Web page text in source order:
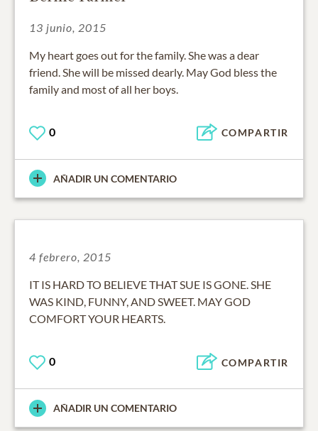
13 junio, 2015
My heart goes out for the family. She was a dear
friend. She will be missed dearly. May God bless the
family and most of all her boys.
0 COMPARTIR
AÑADIR UN COMENTARIO
4 febrero, 2015
IT IS HARD TO BELIEVE THAT SUE IS GONE. SHE
WAS KIND, FUNNY, AND SWEET. MAY GOD
COMFORT YOUR HEARTS.
0 COMPARTIR
AÑADIR UN COMENTARIO